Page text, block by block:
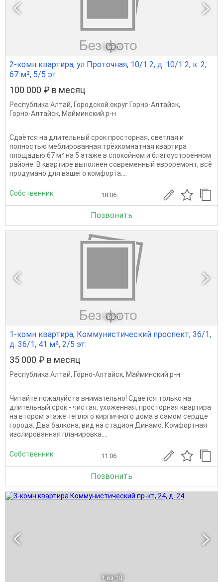
1 из 1
2-комн квартира, ул Проточная, 10/1 2, д. 10/1 2, к. 2,
67 м², 5/5 эт.
100 000 ₽ в месяц
Республика Алтай, Городской округ Горно-Алтайск,
Горно-Алтайск, Майминский р-н
Сдаётся на длительный срок просторная, светлая и
полностью меблированная трёхкомнатная квартира
площадью 67 м² на 5 этаже в спокойном и благоустроенном
районе. В квартире выполнен современный евроремонт, всё
продумано для вашего комфорта....
Собственник 18.06
Позвонить
1 из 1
1-комн квартира, Коммунистический проспект, 36/1,
д. 36/1, 41 м², 2/5 эт.
35 000 ₽ в месяц
Республика Алтай, Горно-Алтайск, Майминский р-н
Читайте пожалуйста внимательно! Сдается только на
длительный срок - чистая, ухоженная, просторная квартира
на втором этаже теплого кирпичного дома в самом сердце
города. Два балкона, вид на стадион Динамо. Комфортная
изолированная планировка:...
Собственник 11.06
Позвонить
1 из 10